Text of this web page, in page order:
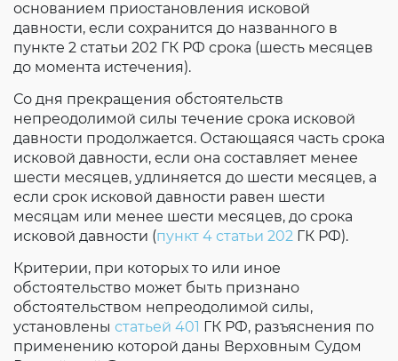
основанием приостановления исковой
давности, если сохранится до названного в
пункте 2 статьи 202 ГК РФ срока (шесть месяцев
до момента истечения).
Со дня прекращения обстоятельств
непреодолимой силы течение срока исковой
давности продолжается. Остающаяся часть срока
исковой давности, если она составляет менее
шести месяцев, удлиняется до шести месяцев, а
если срок исковой давности равен шести
месяцам или менее шести месяцев, до срока
исковой давности (пункт 4 статьи 202 ГК РФ).
Критерии, при которых то или иное
обстоятельство может быть признано
обстоятельством непреодолимой силы,
установлены статьей 401 ГК РФ, разъяснения по
применению которой даны Верховным Судом